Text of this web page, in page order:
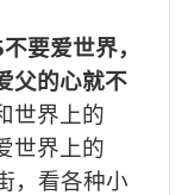
不要爱世界，
父的心就不
世界上的
世界上的
，看各种小